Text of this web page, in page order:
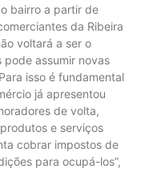
bairro a partir de
da Ribeira
voltará a ser o
assumir novas
isso é fundamental
já apresentou
de volta,
e serviços
cobrar impostos de
para ocupá-los”,